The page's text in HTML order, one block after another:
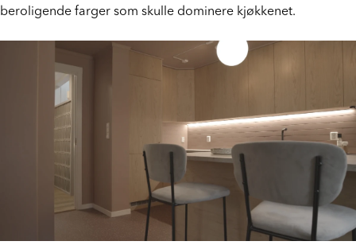
beroligende farger som skulle dominere kjøkkenet.